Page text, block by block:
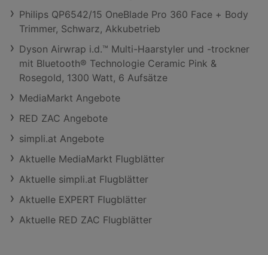
Philips QP6542/15 OneBlade Pro 360 Face + Body
Trimmer, Schwarz, Akkubetrieb
Dyson Airwrap i.d.™ Multi-Haarstyler und -trockner
mit Bluetooth® Technologie Ceramic Pink &
Rosegold, 1300 Watt, 6 Aufsätze
MediaMarkt Angebote
RED ZAC Angebote
simpli.at Angebote
Aktuelle MediaMarkt Flugblätter
Aktuelle simpli.at Flugblätter
Aktuelle EXPERT Flugblätter
Aktuelle RED ZAC Flugblätter